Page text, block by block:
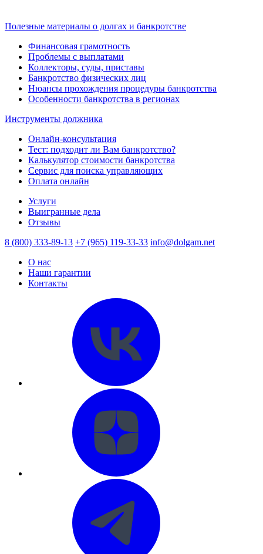
Полезные материалы о долгах и банкротстве
Финансовая грамотность
Проблемы с выплатами
Коллекторы, суды, приставы
Банкротство физических лиц
Нюансы прохождения процедуры банкротства
Особенности банкротства в регионах
Инструменты должника
Онлайн-консультация
Тест: подходит ли Вам банкротство?
Калькулятор стоимости банкротства
Сервис для поиска управляющих
Оплата онлайн
Услуги
Выигранные дела
Отзывы
8 (800) 333-89-13 +7 (965) 119-33-33 info@dolgam.net
О нас
Наши гарантии
Контакты